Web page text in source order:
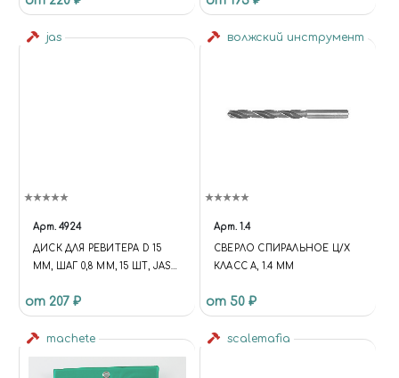
jas
Арт. 4924
ДИСК ДЛЯ РЕВИТЕРА D 15
ММ, ШАГ 0,8 ММ, 15 ШТ, JAS
от 207 ₽
волжский инструмент
Арт. 1.4
СВЕРЛО СПИРАЛЬНОЕ Ц/Х
КЛАСС А, 1.4 ММ
от 50 ₽
machete scalemafia